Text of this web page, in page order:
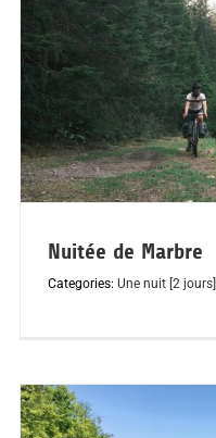
Nuitée de Marbre
Categories:Une nuit [2 jours]